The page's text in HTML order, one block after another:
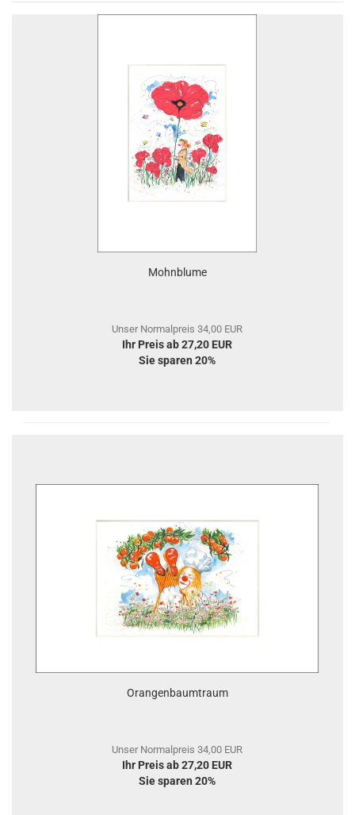
Mohnblume
Unser Normalpreis 34,00 EUR
Ihr Preis ab 27,20 EUR
Sie sparen 20%
Orangenbaumtraum
Unser Normalpreis 34,00 EUR
Ihr Preis ab 27,20 EUR
Sie sparen 20%